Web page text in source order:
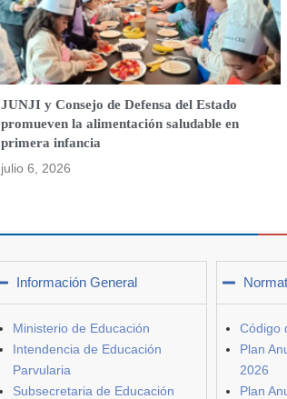
JUNJI y Consejo de Defensa del Estado
promueven la alimentación saludable en
primera infancia
julio 6, 2026
Información General
Ministerio de Educación
Intendencia de Educación
Parvularia
Subsecretaria de Educación
Código
Plan
2026
Plan